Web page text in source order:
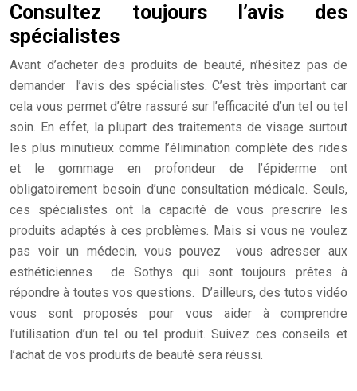
Consultez toujours l’avis des
spécialistes
Avant d’acheter des produits de beauté, n’hésitez pas de
demander l’avis des spécialistes. C’est très important car
cela vous permet d’être rassuré sur l’efficacité d’un tel ou tel
soin. En effet, la plupart des traitements de visage surtout
les plus minutieux comme l’élimination complète des rides
et le gommage en profondeur de l’épiderme ont
obligatoirement besoin d’une consultation médicale. Seuls,
ces spécialistes ont la capacité de vous prescrire les
produits adaptés à ces problèmes. Mais si vous ne voulez
pas voir un médecin, vous pouvez vous adresser aux
esthéticiennes de Sothys qui sont toujours prêtes à
répondre à toutes vos questions. D’ailleurs, des tutos vidéo
vous sont proposés pour vous aider à comprendre
l’utilisation d’un tel ou tel produit. Suivez ces conseils et
l’achat de vos produits de beauté sera réussi.